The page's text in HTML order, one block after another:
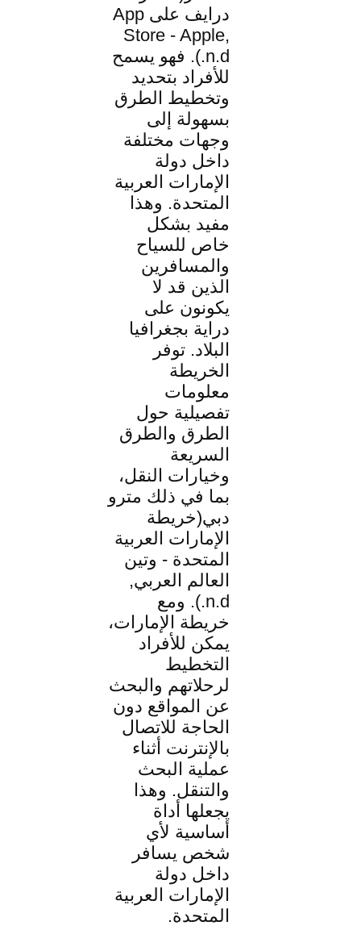
درايف على App
Store - Apple,
n.d.). فهو يسمح
للأفراد بتحديد
وتخطيط الطرق
بسهولة إلى
وجهات مختلفة
داخل دولة
الإمارات العربية
المتحدة. وهذا
مفيد بشكل
خاص للسياح
والمسافرين
الذين قد لا
يكونون على
دراية بجغرافيا
البلاد. توفر
الخريطة
معلومات
تفصيلية حول
الطرق والطرق
السريعة
وخيارات النقل،
بما في ذلك مترو
دبي(خريطة
الإمارات العربية
المتحدة - وتين
العالم العربي,
n.d.). ومع
خريطة الإمارات،
يمكن للأفراد
التخطيط
لرحلاتهم والبحث
عن المواقع دون
الحاجة للاتصال
بالإنترنت أثناء
عملية البحث
والتنقل. وهذا
يجعلها أداة
أساسية لأي
شخص يسافر
داخل دولة
الإمارات العربية
المتحدة.